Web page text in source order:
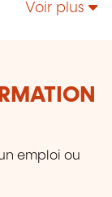
Voir plus
emploi ou